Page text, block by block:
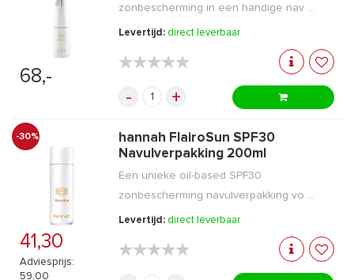
68,-
zonbescherming in een handige nav ...
Levertijd: direct leverbaar
★★★★★
★★★★★
- +
-30%
41,30
Adviesprijs:
59,00
hannah FlairoSun SPF30
Navulverpakking 200ml
Een unieke oil-based SPF30
zonbescherming navulverpakking vo ...
Levertijd: direct leverbaar
★★★★★
★★★★★